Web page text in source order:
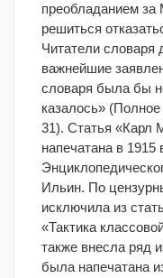
преобладанием
решиться
Читатели словаря
важнейшие
словаря была бы
казалось»
31). Статья «Карл
напечатана в 1915
Ильин. По
исключила из
«Тактика
также внесла ряд
была напечатана